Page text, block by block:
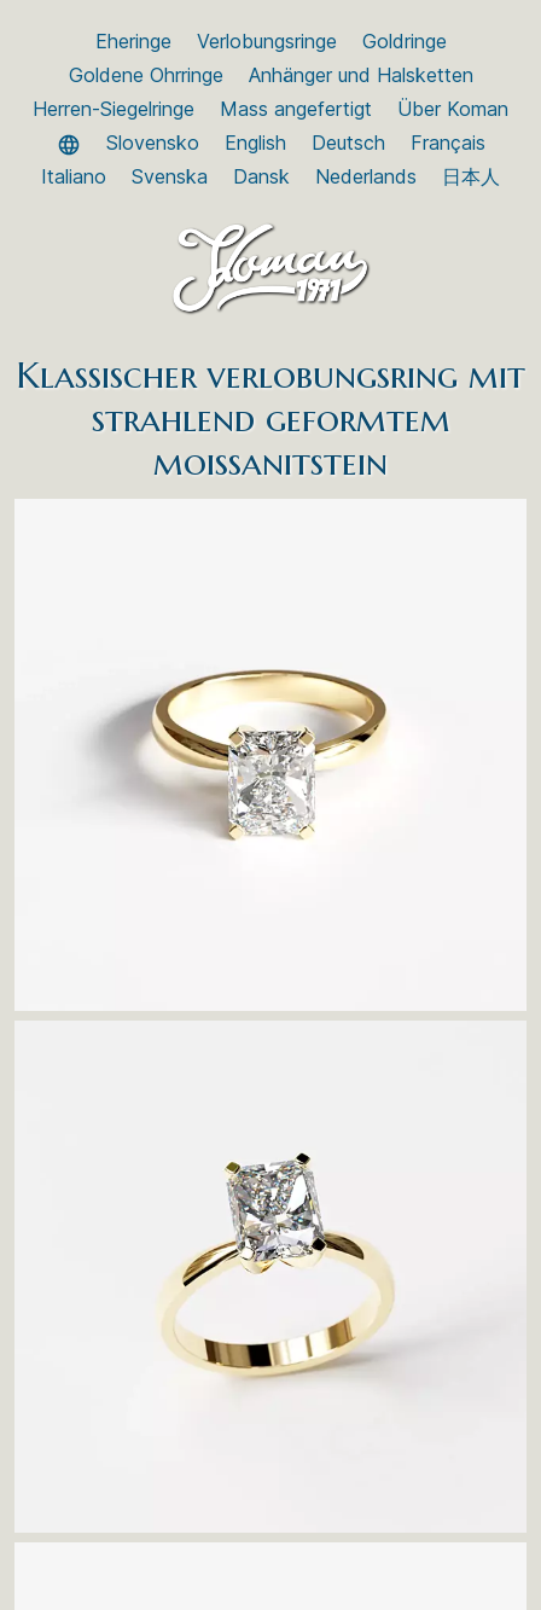
Eheringe Verlobungsringe
Goldringe
Goldene Ohrringe
Anhänger und Halsketten
Herren-Siegelringe
Mass angefertigt
Über Koman
Slovensko
English Deutsch
Français
Italiano
Svenska Dansk Nederlands 日本人
Klassischer verlobungsring mit
strahlend geformtem
moissanitstein